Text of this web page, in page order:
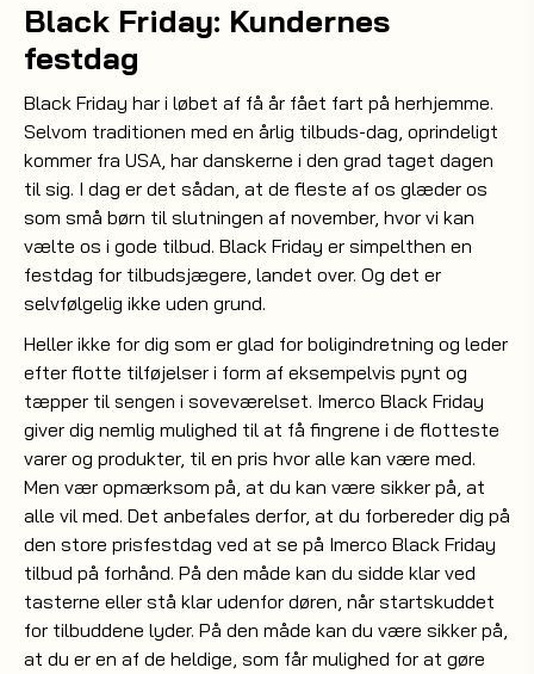
Black Friday: Kundernes
festdag
Black Friday har i løbet af få år fået fart på herhjemme.
Selvom traditionen med en årlig tilbuds-dag, oprindeligt
kommer fra USA, har danskerne i den grad taget dagen
til sig. I dag er det sådan, at de fleste af os glæder os
som små børn til slutningen af november, hvor vi kan
vælte os i gode tilbud. Black Friday er simpelthen en
festdag for tilbudsjægere, landet over. Og det er
selvfølgelig ikke uden grund.
Heller ikke for dig som er glad for boligindretning og leder
efter flotte tilføjelser i form af eksempelvis pynt og
tæpper til sengen i soveværelset. Imerco Black Friday
giver dig nemlig mulighed til at få fingrene i de flotteste
varer og produkter, til en pris hvor alle kan være med.
Men vær opmærksom på, at du kan være sikker på, at
alle vil med. Det anbefales derfor, at du forbereder dig på
den store prisfestdag ved at se på Imerco Black Friday
tilbud på forhånd. På den måde kan du sidde klar ved
tasterne eller stå klar udenfor døren, når startskuddet
for tilbuddene lyder. På den måde kan du være sikker på,
at du er en af de heldige, som får mulighed for at gøre